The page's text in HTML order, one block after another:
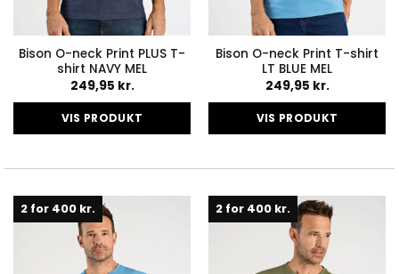
Bison O-neck Print PLUS T-
shirt NAVY MEL
249,95 kr.
VIS PRODUKT
flere
varianter.
Mulighederne
kan
Bison O-neck Print T-shirt
LT BLUE MEL
249,95 kr.
VIS PRODUKT
flere
varianter.
Mulighederne
kan
2 for 400 kr. 2 for 400 kr.